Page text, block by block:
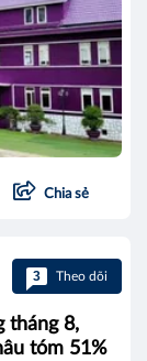
Chia sẻ
3 Theo dõi
tháng 8,
tóm 51%